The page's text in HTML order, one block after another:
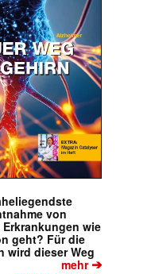
von
wie
geht? Für die
wird dieser Weg
mehr➔